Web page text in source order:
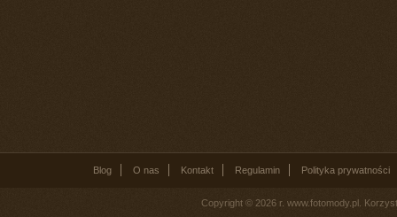
Blog O nas Kontakt Regulamin Polityka prywatności
Copyright © 2026 r. www.fotomody.pl.